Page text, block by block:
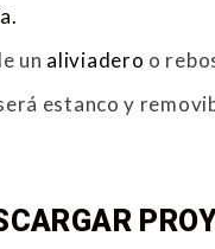
un aliviadero o
estanco y